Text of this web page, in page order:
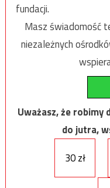
fundacji.
Masz świadomość
niezależnych
Uważasz, że robimy
do jutra,
30 zł